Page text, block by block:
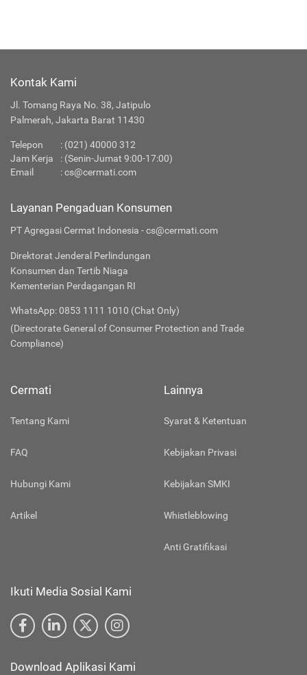
Kontak Kami
Jl. Tomang Raya No. 38, Jatipulo
Palmerah, Jakarta Barat 11430
Telepon : (021) 40000 312
Jam Kerja
: (Senin-Jumat 9:00-17:00)
Email
:cs@cermati.com
Layanan Pengaduan Konsumen
PT Agregasi Cermat Indonesia - cs@cermati.com
Direktorat Jenderal Perlindungan
Konsumen dan Tertib Niaga
Kementerian Perdagangan RI
WhatsApp: 0853 1111 1010 (Chat Only)
(Directorate General of Consumer Protection and Trade
Compliance)
Cermati
Tentang Kami
FAQ
Hubungi Kami
Artikel
Lainnya
Syarat & Ketentuan
Kebijakan Privasi
Kebijakan SMKI
Whistleblowing
Anti Gratifikasi
Ikuti Media Sosial Kami
Download Aplikasi Kami